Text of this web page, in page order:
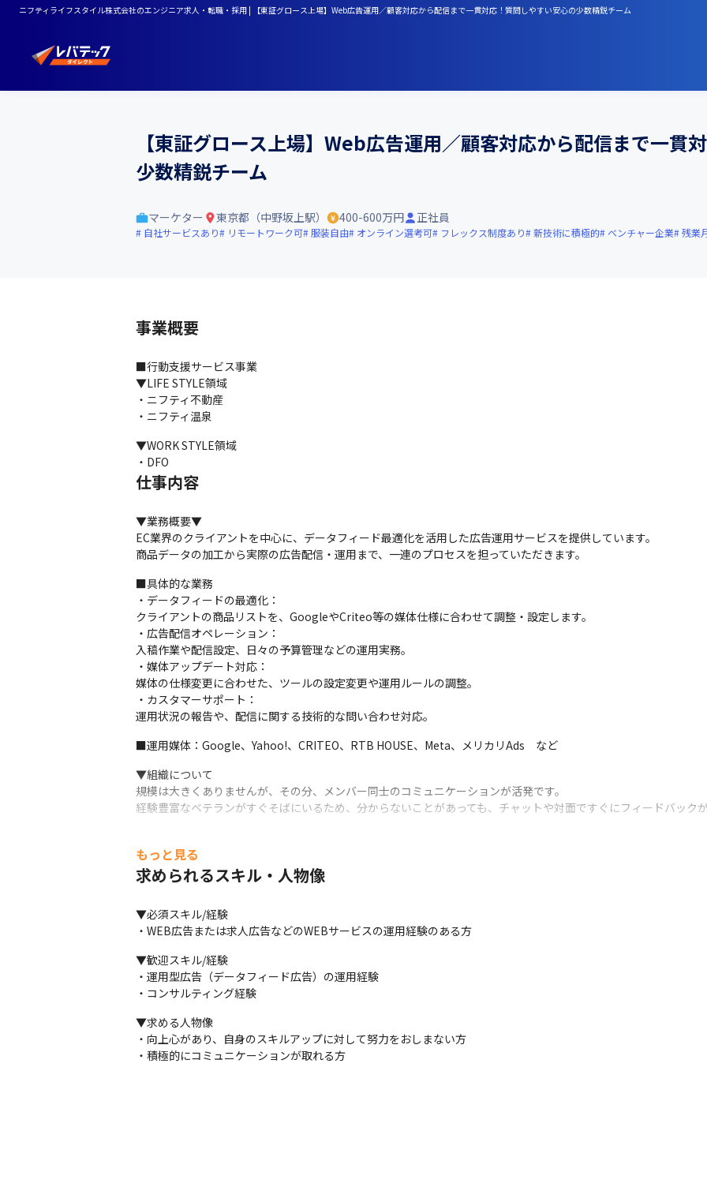
ニフティライフスタイル株式会社のエンジニア求人・転職・採用 | 【東証グロース上場】Web広告運用／顧客対応から配信まで一貫対応！質問しやすい安心の少数精鋭チーム
【東証グロース上場】Web広告運用／顧客対応から配信まで一貫
少数精鋭チーム
マーケター 東京都（中野坂上駅） 400-600万円 正社員
自社サービスあり リモートワーク可 服装自由 オンライン選考可 フレックス制度あり 新技術に積極的 ベンチャー企業 残業
事業概要
■行動支援サービス事業
▼LIFE STYLE領域
・ニフティ不動産
・ニフティ温泉
▼WORK STYLE領域
・DFO
仕事内容
▼業務概要▼
EC業界のクライアントを中心に、データフィード最適化を活用した広告運用サービスを提供しています。
商品データの加工から実際の広告配信・運用まで、一連のプロセスを担っていただきます。
■具体的な業務
・データフィードの最適化：
クライアントの商品リストを、GoogleやCriteo等の媒体仕様に合わせて調整・設定します。
・広告配信オペレーション：
入稿作業や配信設定、日々の予算管理などの運用実務。
・媒体アップデート対応：
媒体の仕様変更に合わせた、ツールの設定変更や運用ルールの調整。
・カスタマーサポート：
運用状況の報告や、配信に関する技術的な問い合わせ対応。
■運用媒体：Google、Yahoo!、CRITEO、RTB HOUSE、Meta、メリカリAds　など
▼組織について
規模は大きくありませんが、その分、メンバー同士のコミュニケーションが活発です。
経験豊富なベテランがすぐそばにいるため、分からないことがあっても、チャットや対面ですぐにフィードバック
もっと見る
求められるスキル・人物像
▼必須スキル/経験
・WEB広告または求人広告などのWEBサービスの運用経験のある方
▼歓迎スキル/経験
・運用型広告（データフィード広告）の運用経験
・コンサルティング経験
▼求める人物像
・向上心があり、自身のスキルアップに対して努力をおしまない方
・積極的にコミュニケーションが取れる方